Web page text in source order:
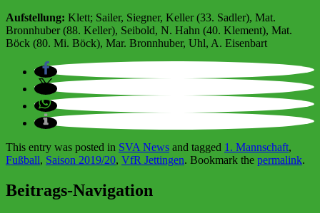
Aufstellung: Klett; Sailer, Siegner, Keller (33. Sadler), Mat.
Bronnhuber (88. Keller), Seibold, N. Hahn (40. Klement), Mat.
Böck (80. Mi. Böck), Mar. Bronnhuber, Uhl, A. Eisenbart
This entry was posted in SVA News and tagged 1. Mannschaft,
Fußball, Saison 2019/20, VfR Jettingen. Bookmark the permalink.
Beitrags-Navigation